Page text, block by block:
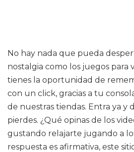
No hay nada que pueda
nostalgia como los juegos para
tienes la oportunidad de
con un click, gracias a tu
de nuestras tiendas. Entra ya y
pierdes. ¿Qué opinas de los
gustando relajarte jugando a
respuesta es afirmativa, este